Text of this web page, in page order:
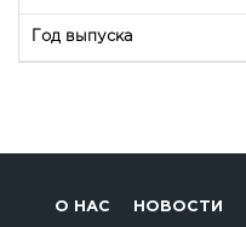
О НАС НОВОСТИ